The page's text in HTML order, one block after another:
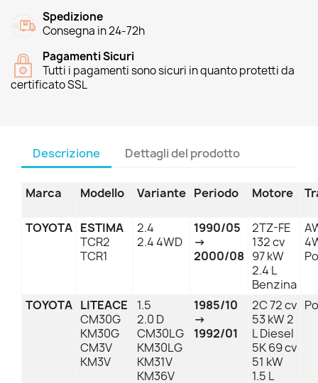
Spedizione
Consegna in 24-72h
Pagamenti Sicuri
Tutti i pagamenti sono sicuri in quanto protetti da
certificato SSL
Descrizione Dettagli del prodotto
Marca Modello Variante Periodo Motore
TOYOTA ESTIMA
TCR2
TCR1
2.4
2.4 4WD
1990/05
→
2000/08
2TZ-FE
132 cv
97 kW
2.4 L
Benzina
TOYOTA LITEACE
CM30G
KM30G
CM3V
KM3V
1.5
2.0 D
CM30LG
KM30LG
KM31V
KM36V
1985/10
→
1992/01
2C 72 cv
53 kW 2
L Diesel
5K 69 cv
51 kW
1.5 L